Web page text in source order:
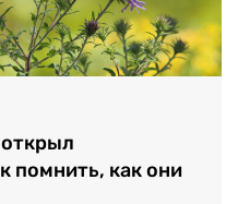
помнить, как они